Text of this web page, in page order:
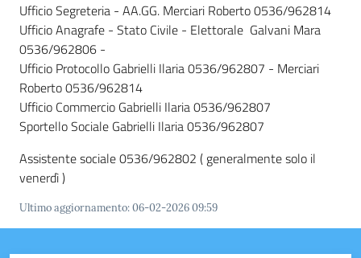
Ufficio Segreteria - AA.GG. Merciari Roberto 0536/962814
Ufficio Anagrafe - Stato Civile - Elettorale Galvani Mara
0536/962806 -
Ufficio Protocollo Gabrielli Ilaria 0536/962807 - Merciari
Roberto 0536/962814
Ufficio Commercio Gabrielli Ilaria 0536/962807
Sportello Sociale Gabrielli Ilaria 0536/962807
Assistente sociale 0536/962802 ( generalmente solo il
venerdì )
Ultimo aggiornamento:06-02-2026 09:59